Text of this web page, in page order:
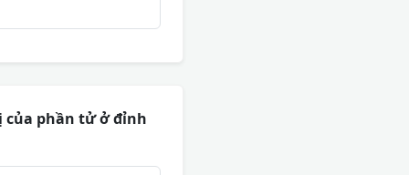
của phần tử ở đỉnh